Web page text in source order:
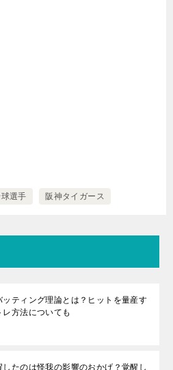
選手 阪神タイガース
ッティング理論とは？ヒットを量産す
レ方法についても
したのは怪我の影響のおかげ？覚醒し